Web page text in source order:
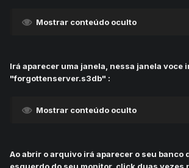
Mostrar conteúdo oculto
Irá aparecer uma janela, nessa janela voce
"forgottenserver.s3db" :
Mostrar conteúdo oculto
Ao abrir o arquivo irá aparecer o seu banco